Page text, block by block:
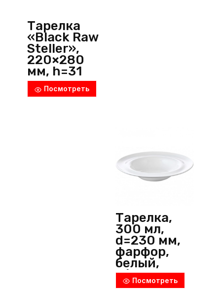
Тарелка
«Black Raw
Steller»,
220×280
мм, h=31
мм,
фарфор,
Посмотреть
Тарелка,
300 мл,
d=230 мм,
фарфор,
белый,
Wilmax
(Англия)
Посмотреть